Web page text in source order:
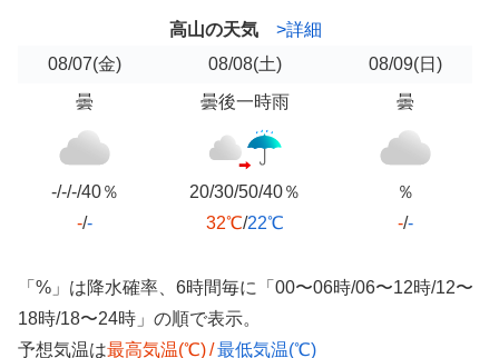
高山の天気
>詳細
08/07(金) 08/08(土) 08/09(日)
曇
-/-/-/40％
-/-
曇後一時雨
20/30/50/40％
32℃/22℃
曇
％
-/-
「%」は降水確率、6時間毎に「00〜06時/06〜12時/12〜
18時/18〜24時」の順で表示。
予想気温は最高気温(℃)/最低気温(℃)